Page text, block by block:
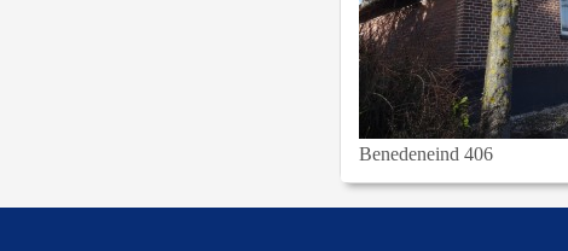
Benedeneind 406